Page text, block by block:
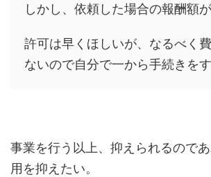
しかし、依頼した場合の報酬額が
許可は早くほしいが、なるべく
ないので自分で一から手続きをす
事業を行う以上、抑えられるので
用を抑えたい。